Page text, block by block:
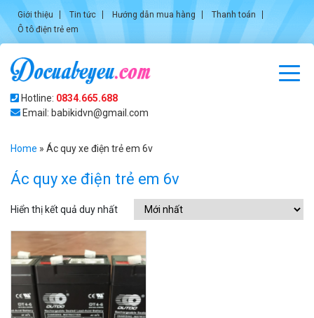
Giới thiệu Tin tức Hướng dẫn mua hàng
Thanh toán
Ô tô điện trẻ em
Hotline: 0834.665.688
Email: babikidvn@gmail.com
Home » Ác quy xe điện trẻ em 6v
Ác quy xe điện trẻ em 6v
Hiển thị kết quả duy nhất